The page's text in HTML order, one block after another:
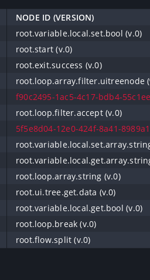
NODE ID (VERSION)
root.variable.local.set.bool (v.0)
root.start (v.0)
root.exit.success (v.0)
root.loop.array.filter.uitreenode
f90c2495-1ac5-4c17-bdb4-
root.loop.filter.accept (v.0)
5f5e8d04-12e0-424f-8a41-
root.loop.array.string (v.0)
root.ui.tree.get.data (v.0)
root.variable.local.get.bool (v.0)
root.loop.break (v.0)
root.flow.split (v.0)